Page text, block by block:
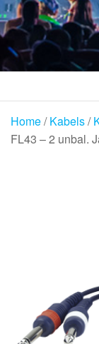
Home/Kabels/
FL43 – 2 unbal.